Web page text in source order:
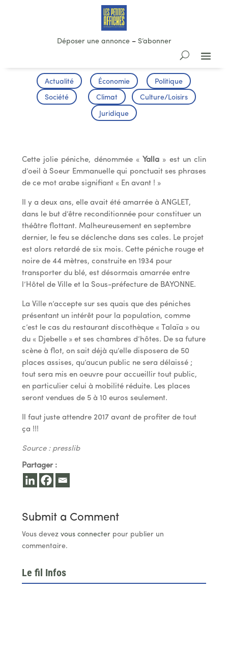
Déposer une annonce– S’abonner
Actualité Économie Politique
Société Climat Culture/Loisirs
Juridique
Cette jolie péniche, dénommée « Yalla » est un clin
d’oeil à Soeur Emmanuelle qui ponctuait ses phrases
de ce mot arabe signifiant « En avant ! »
Il y a deux ans, elle avait été amarrée à ANGLET,
dans le but d’être reconditionnée pour constituer un
théâtre flottant. Malheureusement en septembre
dernier, le feu se déclenche dans ses cales. Le projet
est alors retardé de six mois. Cette péniche rouge et
noire de 44 mètres, construite en 1934 pour
transporter du blé, est désormais amarrée entre
l’Hôtel de Ville et la Sous-préfecture de BAYONNE.
La Ville n’accepte sur ses quais que des péniches
présentant un intérêt pour la population, comme
c’est le cas du restaurant discothèque « Talaïa » ou
du « Djebelle » et ses chambres d’hôtes. De sa future
scène à flot, on sait déjà qu’elle disposera de 50
places assises, qu’aucun public ne sera délaissé ;
tout sera mis en oeuvre pour accueillir tout public,
en particulier celui à mobilité réduite. Les places
seront vendues de 5 à 10 euros seulement.
Il faut juste attendre 2017 avant de profiter de tout
ça !!!
Source : presslib
Partager :
Submit a Comment
Vous devez vous connecterpour publier un
commentaire.
Le fil Infos